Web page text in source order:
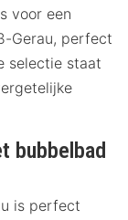
voor een
Gerau, perfect
selectie staat
bubbelbad
is perfect